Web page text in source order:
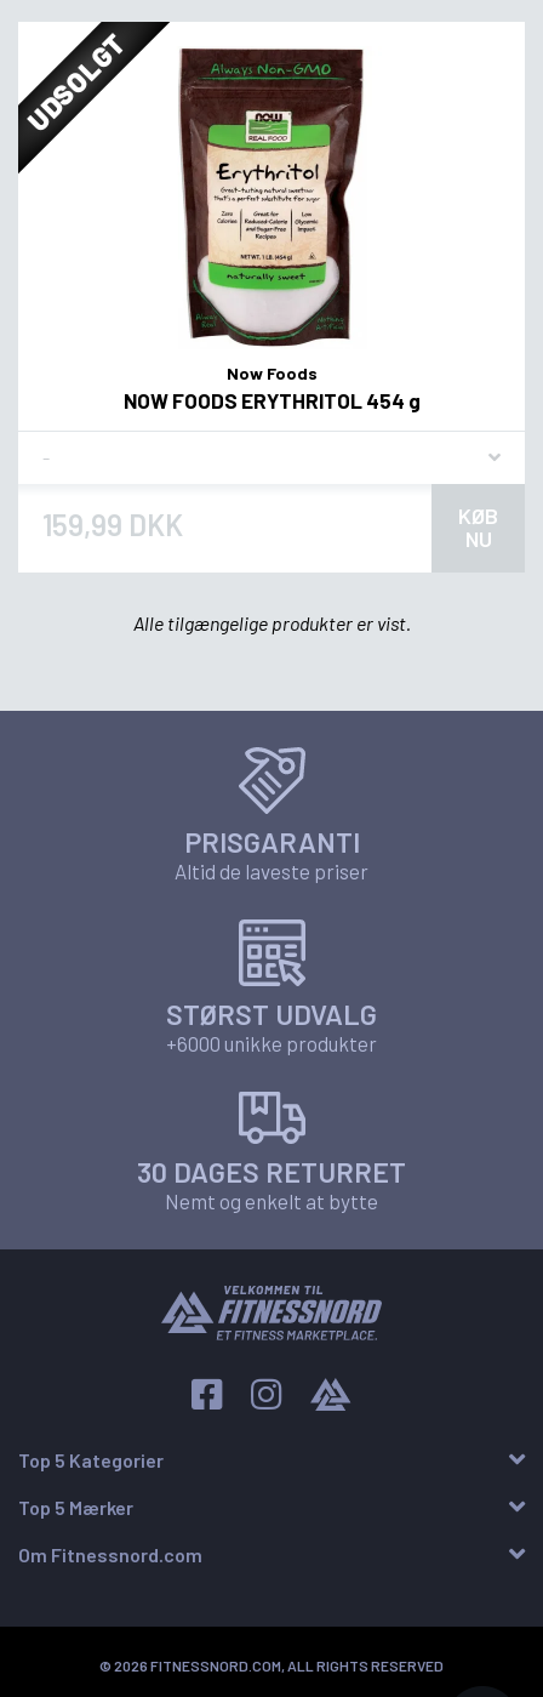
UDSOLGT
Now Foods
NOW FOODS ERYTHRITOL 454 g
159,99 DKK
KØB
NU
Alle tilgængelige produkter er vist.
PRISGARANTI
Altid de laveste priser
STØRST UDVALG
+6000 unikke produkter
30 DAGES RETURRET
Nemt og enkelt at bytte
Top 5 Kategorier
Top 5 Mærker
Om Fitnessnord.com
© 2026 FITNESSNORD.COM, ALL RIGHTS RESERVED